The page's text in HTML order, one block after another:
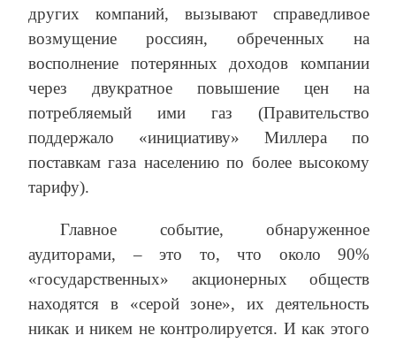
других компаний, вызывают справедливое
возмущение россиян, обреченных на
восполнение потерянных доходов компании
через двукратное повышение цен на
потребляемый ими газ (Правительство
поддержало «инициативу» Миллера по
поставкам газа населению по более высокому
тарифу).
Главное событие, обнаруженное
аудиторами, – это то, что около 90%
«государственных» акционерных обществ
находятся в «серой зоне», их деятельность
никак и никем не контролируется. И как этого